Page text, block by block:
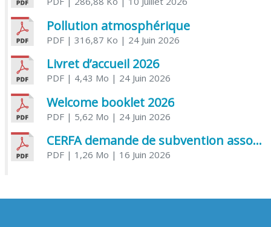
Pollution atmosphérique
PDF| 316,87 Ko | 24 Juin 2026
Livret d’accueil 2026
PDF| 4,43 Mo | 24 Juin 2026
Welcome booklet 2026
PDF| 5,62 Mo | 24 Juin 2026
CERFA demande de subvention association
PDF| 1,26 Mo | 16 Juin 2026